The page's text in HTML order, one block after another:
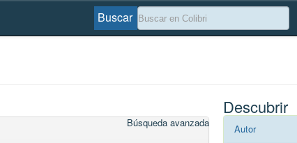
Buscar
Búsqueda avanzada
Descubrir
Autor